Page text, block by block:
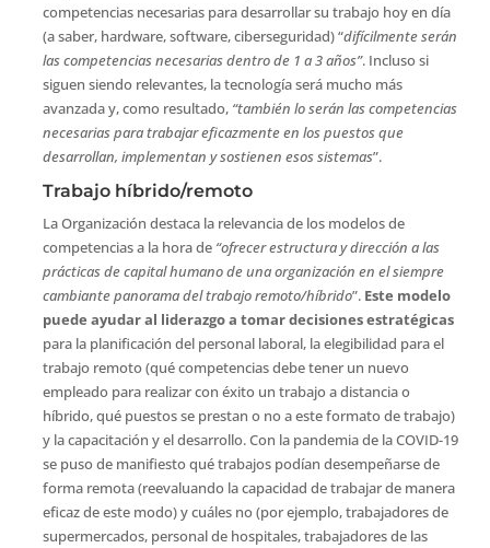
competencias necesarias para desarrollar su trabajo hoy en día
(a saber, hardware, software, ciberseguridad) “difícilmente serán
las competencias necesarias dentro de 1 a 3 años”. Incluso si
siguen siendo relevantes, la tecnología será mucho más
avanzada y, como resultado, “también lo serán las competencias
necesarias para trabajar eficazmente en los puestos que
desarrollan, implementan y sostienen esos sistemas”.
Trabajo híbrido/remoto
La Organización destaca la relevancia de los modelos de
competencias a la hora de “ofrecer estructura y dirección a las
prácticas de capital humano de una organización en el siempre
cambiante panorama del trabajo remoto/híbrido”. Este modelo
puede ayudar al liderazgo a tomar decisiones estratégicas
para la planificación del personal laboral, la elegibilidad para el
trabajo remoto (qué competencias debe tener un nuevo
empleado para realizar con éxito un trabajo a distancia o
híbrido, qué puestos se prestan o no a este formato de trabajo)
y la capacitación y el desarrollo. Con la pandemia de la COVID-19
se puso de manifiesto qué trabajos podían desempeñarse de
forma remota (reevaluando la capacidad de trabajar de manera
eficaz de este modo) y cuáles no (por ejemplo, trabajadores de
supermercados, personal de hospitales, trabajadores de las